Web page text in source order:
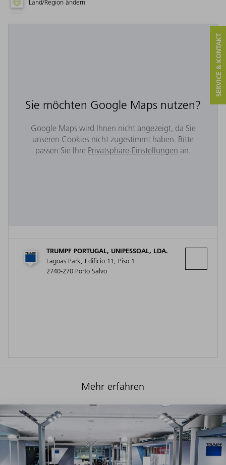
Land/Region ändern
Sie möchten Google Maps nutzen?
Google Maps wird Ihnen nicht angezeigt, da Sie
unseren Cookies nicht zugestimmt haben. Bitte
passen Sie Ihre Privatsphäre-Einstellungen an.
TRUMPF PORTUGAL, UNIPESSOAL, LDA.
Lagoas Park, Edificio 11, Piso 1
2740-270 Porto Salvo
Mehr erfahren
SERVICE & KONTAKT